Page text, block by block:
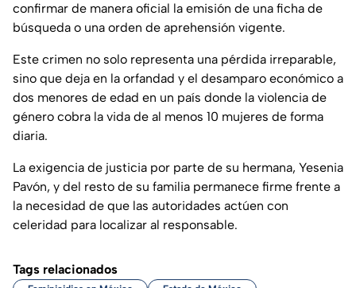
confirmar de manera oficial la emisión de una ficha de
búsqueda o una orden de aprehensión vigente.
Este crimen no solo representa una pérdida irreparable,
sino que deja en la orfandad y el desamparo económico a
dos menores de edad en un país donde la violencia de
género cobra la vida de al menos 10 mujeres de forma
diaria.
La exigencia de justicia por parte de su hermana, Yesenia
Pavón, y del resto de su familia permanece firme frente a
la necesidad de que las autoridades actúen con
celeridad para localizar al responsable.
Tags relacionados